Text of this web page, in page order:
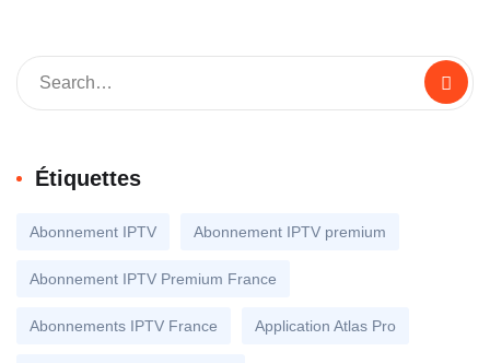
Étiquettes
Abonnement IPTV Abonnement IPTV premium
Abonnement IPTV Premium France
Abonnements IPTV France Application Atlas Pro